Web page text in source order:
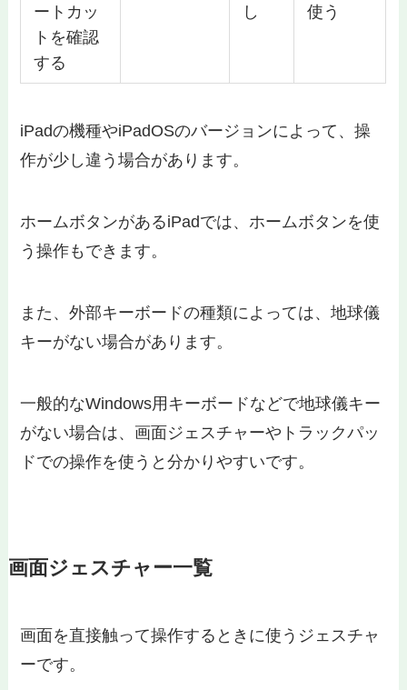
ートカッ
トを確認
する
し
使う
iPadの機種やiPadOSのバージョンによって、操
作が少し違う場合があります。
ホームボタンがあるiPadでは、ホームボタンを使
う操作もできます。
また、外部キーボードの種類によっては、地球儀
キーがない場合があります。
一般的なWindows用キーボードなどで地球儀キー
がない場合は、画面ジェスチャーやトラックパッ
ドでの操作を使うと分かりやすいです。
画面ジェスチャー一覧
画面を直接触って操作するときに使うジェスチャ
ーです。